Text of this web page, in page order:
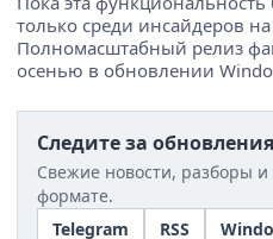
только среди инсайдеров
Полномасштабный релиз
осенью в обновлении
Следите за
Свежие новости, разборы
формате.
Telegram
RSS